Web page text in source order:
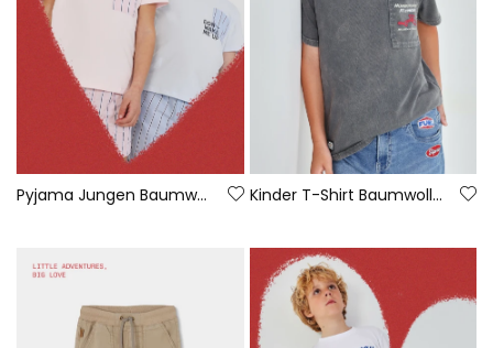
Pyjama Jungen Baumwolle kurze Ärmel Kinder T-Shirt Baumwolle Grau